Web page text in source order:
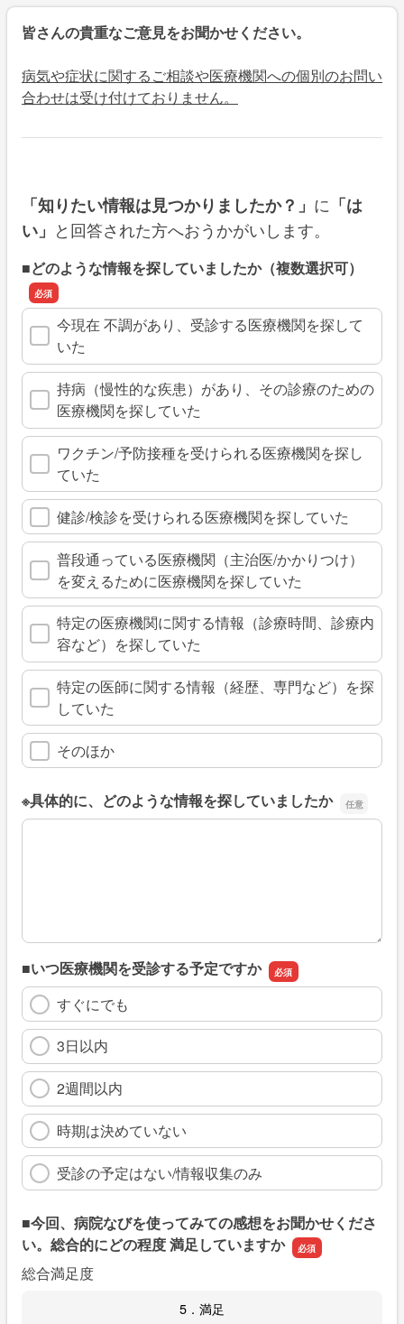
皆さんの貴重なご意見をお聞かせください。
病気や症状に関するご相談や医療機関への個別のお問い
合わせは受け付けておりません。
「知りたい情報は見つかりましたか？」 に 「は
い」 と回答された方へおうかがいします。
■どのような情報を探していましたか（複数選択可）
今現在 不調があり、受診する医療機関を探して
いた
持病（慢性的な疾患）があり、その診療のための
医療機関を探していた
ワクチン/予防接種を受けられる医療機関を探し
ていた
健診/検診を受けられる医療機関を探していた
普段通っている医療機関（主治医/かかりつけ）
を変えるために医療機関を探していた
特定の医療機関に関する情報（診療時間、診療内
容など）を探していた
特定の医師に関する情報（経歴、専門など）を探
していた
そのほか
※具体的に、どのような情報を探していましたか
※具体的に、どのような情報を探していましたか
■いつ医療機関を受診する予定ですか
すぐにでも
3日以内
2週間以内
時期は決めていない
受診の予定はない/情報収集のみ
■今回、病院なびを使ってみての感想をお聞かせくださ
い。総合的にどの程度 満足していますか
総合満足度
5．満足